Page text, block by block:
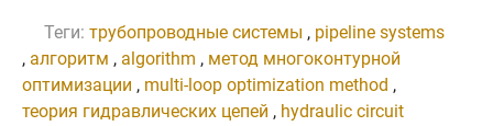
Теги: трубопроводные системы , pipeline systems
, алгоритм , algorithm , метод многоконтурной
оптимизации , multi-loop optimization method ,
теория гидравлических цепей , hydraulic circuit